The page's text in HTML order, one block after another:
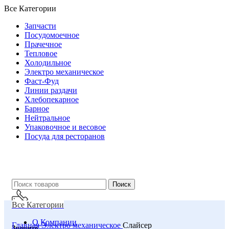
Все Категории
Запчасти
Посудомоечное
Прачечное
Тепловое
Холодильное
Электро механическое
Фаст-Фуд
Линии раздачи
Хлебопекарное
Барное
Нейтральное
Упаковочное и весовое
Посуда для ресторанов
Поиск
Все Категории
О Компании
ГлавнаяЭлектро механическое Слайсер